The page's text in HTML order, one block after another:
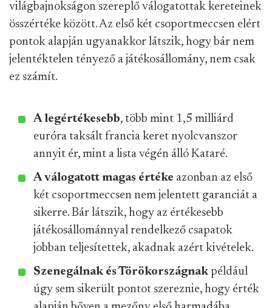
világbajnokságon szereplő válogatottak kereteinek
összértéke között. Az első két csoportmeccsen elért
pontok alapján ugyanakkor látszik, hogy bár nem
jelentéktelen tényező a játékosállomány, nem csak
ez számít.
A legértékesebb, több mint 1,5 milliárd
euróra taksált francia keret nyolcvanszor
annyit ér, mint a lista végén álló Kataré.
A válogatott magas értéke azonban az első
két csoportmeccsen nem jelentett garanciát a
sikerre. Bár látszik, hogy az értékesebb
játékosállománnyal rendelkező csapatok
jobban teljesítettek, akadnak azért kivételek.
Szenegálnak és Törökországnak például
úgy sem sikerült pontot szereznie, hogy érték